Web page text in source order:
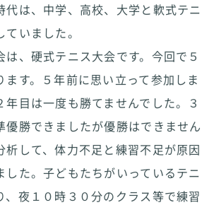
代は、中学、高校、大学と軟式テニ
いました。
は、硬式テニス大会です。今回で５
ます。５年前に思い立って参加しま
年目は一度も勝てませんでした。３
優勝できましたが優勝はできません
析して、体力不足と練習不足が原因
した。子どもたちがいっているテニ
、夜１０時３０分のクラス等で練習